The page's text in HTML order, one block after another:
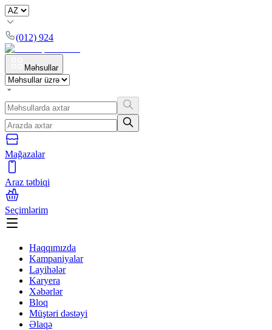
(012) 924
Məhsullar
Mağazalar
Araz tətbiqi
Seçimlərim
Haqqımızda
Kampaniyalar
Layihələr
Karyera
Xəbərlər
Bloq
Müştəri dəstəyi
Əlaqə